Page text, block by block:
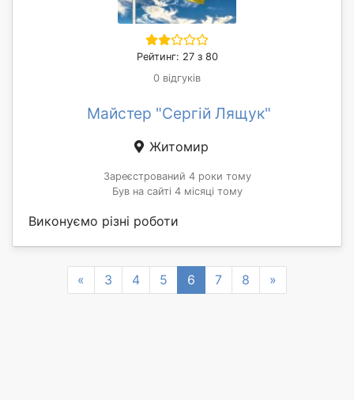
Рейтинг: 27 з 80
0 відгуків
Майстер "Сергій Лящук"
Житомир
Зареєстрований 4 роки тому
Був на сайті 4 місяці тому
Виконуємо різні роботи
« Previous
3 4 5 6 7 8 »